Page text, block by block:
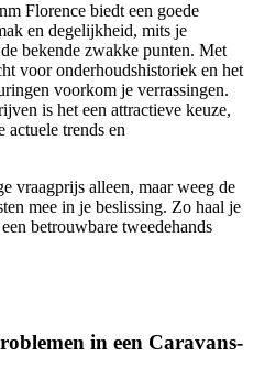
Florence biedt een goede
en degelijkheid, mits je
bekende zwakke punten. Met
voor onderhoudshistoriek en het
voorkom je verrassingen.
is het een attractieve keuze,
actuele trends en
vraagprijs alleen, maar weeg de
mee in je beslissing. Zo haal je
betrouwbare tweedehands
in een Caravans-